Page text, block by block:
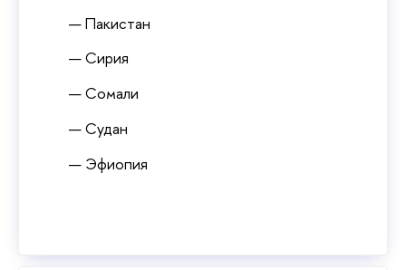
Пакистан
Сирия
Сомали
Судан
Эфиопия